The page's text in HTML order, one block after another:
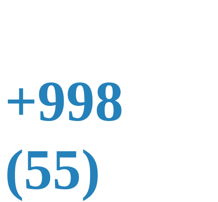
+998
(55)